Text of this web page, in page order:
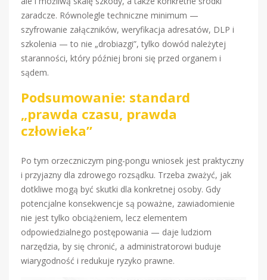
zaradcze. Równolegle techniczne minimum —
szyfrowanie załączników, weryfikacja adresatów, DLP i
szkolenia — to nie „drobiazgi”, tylko dowód należytej
staranności, który później broni się przed organem i
sądem.
Podsumowanie: standard
„prawda czasu, prawda
człowieka”
Po tym orzeczniczym ping-pongu wniosek jest praktyczny
i przyjazny dla zdrowego rozsądku. Trzeba zważyć, jak
dotkliwe mogą być skutki dla konkretnej osoby. Gdy
potencjalne konsekwencje są poważne, zawiadomienie
nie jest tylko obciążeniem, lecz elementem
odpowiedzialnego postępowania — daje ludziom
narzędzia, by się chronić, a administratorowi buduje
wiarygodność i redukuje ryzyko prawne.